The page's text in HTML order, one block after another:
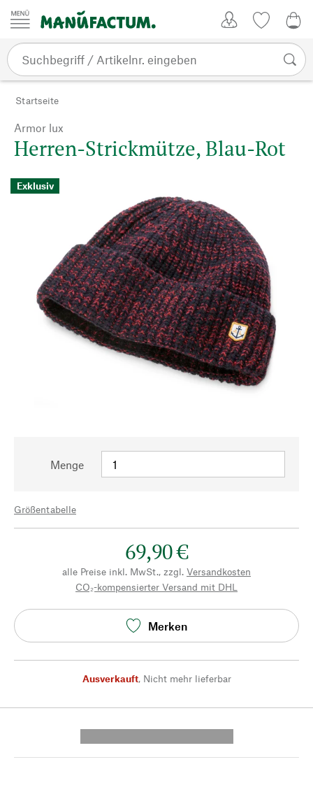
Zum Inhalt springen
Startseite
Armor lux
Herren-Strickmütze, Blau-Rot
Exklusiv
Menge
Größentabelle
69,90 €
alle Preise inkl. MwSt., zzgl. Versandkosten
CO₂-kompensierter Versand mit DHL
Merken
Ausverkauft, Nicht mehr lieferbar